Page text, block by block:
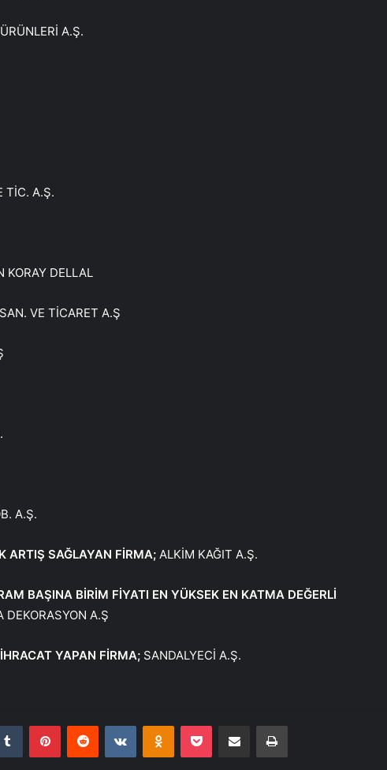
A.Ş.
TİC. A.Ş.
KORAY DELLAL
VE TİCARET A.Ş
A.Ş.
ARTIŞ SAĞLAYAN FİRMA; ALKİM KAĞIT A.Ş.
BAŞINA BİRİM FİYATI EN YÜKSEK EN KATMA DEĞERLİ
DEKORASYON A.Ş
YAPAN FİRMA; SANDALYECİ A.Ş.
Tumblr PinterestReddit VKontakteOdnoklassniki
Pocket E-Posta ile paylaş Yazdır